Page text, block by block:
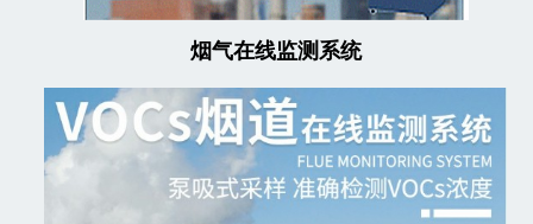
烟气在线监测系统